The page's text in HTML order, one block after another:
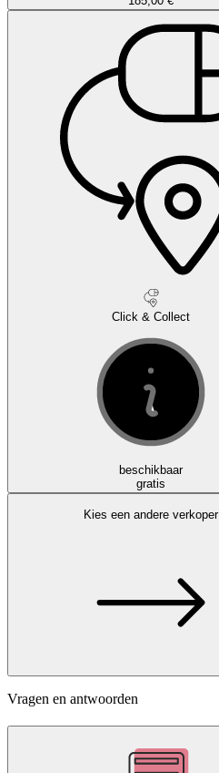
Click & Collect
beschikbaar
gratis
Kies een andere verkoper
Vragen en antwoorden